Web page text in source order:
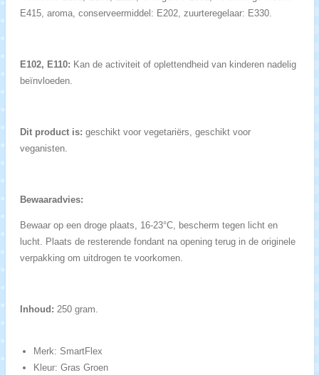
E415, aroma, conserveermiddel: E202, zuurteregelaar: E330.
E102, E110: Kan de activiteit of oplettendheid van kinderen nadelig
beïnvloeden.
Dit product is: geschikt voor vegetariërs, geschikt voor
veganisten.
Bewaaradvies:
Bewaar op een droge plaats, 16-23°C, bescherm tegen licht en
lucht. Plaats de resterende fondant na opening terug in de originele
verpakking om uitdrogen te voorkomen.
Inhoud: 250 gram.
Merk: SmartFlex
Kleur: Gras Groen